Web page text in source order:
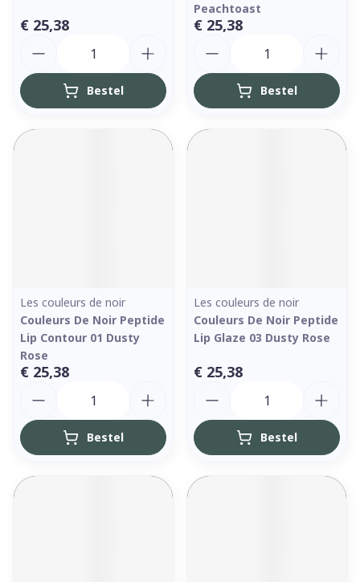
€ 25,38
Bestel
Peachtoast
€ 25,38
Bestel
Les couleurs de noir
Couleurs De Noir Peptide
Lip Contour 01 Dusty
Rose
€ 25,38
Bestel
Les couleurs de noir
Couleurs De Noir Peptide
Lip Glaze 03 Dusty Rose
€ 25,38
Bestel